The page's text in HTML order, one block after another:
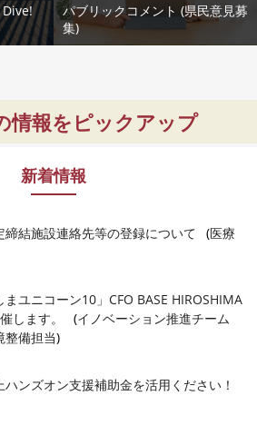
Dive!
パブリックコメント (県民意見募
集)
情報をピックアップ
新着情報
締結施設連絡先等の登録について
医療
ユニコーン10」CFO BASE HIROSHIMA
します。
イノベーション推進チーム
整備担当
ンズオン支援補助金を活用ください！